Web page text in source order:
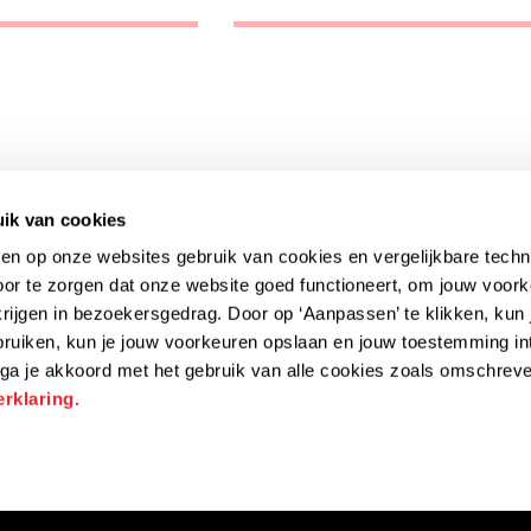
van cookies
op onze websites gebruik van cookies en vergelijkbare
te zorgen dat onze website goed functioneert, om jouw
in bezoekersgedrag. Door op ‘Aanpassen’ te klikken,
kun je jouw voorkeuren opslaan en jouw toestemming
ga je akkoord met het gebruik van alle cookies zoals